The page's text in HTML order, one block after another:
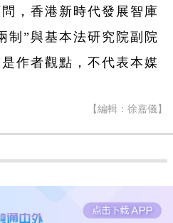
，香港新時代發展智庫
制”與基本法研究院副院
作者觀點，不代表本媒
【編輯：徐嘉儀】